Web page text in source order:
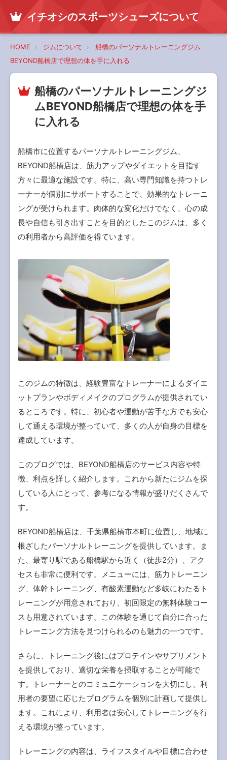
イチオシのスポーツシューズについて
HOME ジムについて
船橋のパーソナルトレーニングジム
BEYOND船橋店で理想の体を手に入れる
船橋のパーソナルトレーニングジ
ムBEYOND船橋店で理想の体を手
に入れる
船橋市に位置するパーソナルトレーニングジム、
BEYOND船橋店は、筋力アップやダイエットを目指す
方々に最適な施設です。特に、高い専門知識を持つトレ
ーナーが個別にサポートすることで、効果的なトレーニ
ングが受けられます。肉体的な変化だけでなく、心の成
長や自信も引き出すことを目的としたこのジムは、多く
の利用者から高評価を得ています。
このジムの特徴は、経験豊富なトレーナーによるダイエ
ットプランやボディメイクのプログラムが提供されてい
るところです。特に、初心者や運動が苦手な方でも安心
して通える環境が整っていて、多くの人が自身の目標を
達成しています。
このブログでは、BEYOND船橋店のサービス内容や特
徴、利点を詳しく紹介します。これから新たにジムを探
している人にとって、参考になる情報が盛りだくさんで
す。
BEYOND船橋店は、千葉県船橋市本町に位置し、地域に
根ざしたパーソナルトレーニングを提供しています。ま
た、最寄り駅である船橋駅から近く（徒歩2分）、アク
セスも非常に便利です。メニューには、筋力トレーニン
グ、体幹トレーニング、有酸素運動など多岐にわたるト
レーニングが用意されており、初回限定の無料体験コー
スも用意されています。この体験を通じて自分に合った
トレーニング方法を見つけられるのも魅力の一つです。
さらに、トレーニング後にはプロテインやサプリメント
を提供しており、適切な栄養を摂取することが可能で
す。トレーナーとのコミュニケーションを大切にし、利
用者の要望に応じたプログラムを個別に計画して提供し
ます。これにより、利用者は安心してトレーニングを行
える環境が整っています。
トレーニングの内容は、ライフスタイルや目標に合わせ